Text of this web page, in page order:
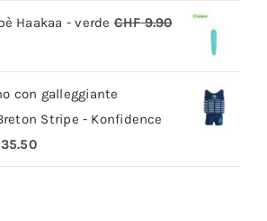
attuale
Haakaa - verde CHF9.90
con galleggiante
Stripe - Konfidence
35.50Fascia